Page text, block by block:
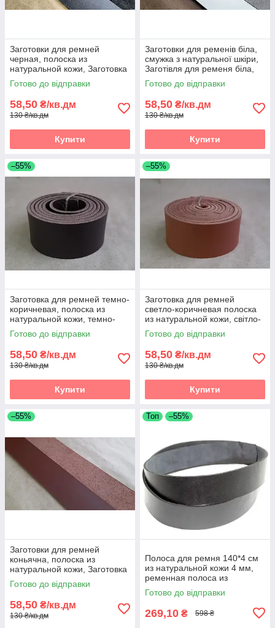
Заготовки для ремней
черная, полоска из
натуральной кожи, Заготовка
для ременя чорна, полоски зі
шкіри
Готово до відправки
58,50 ₴/кв.дм
130 ₴/кв.дм
Купити
Заготовки для ременів біла,
смужка з натуральної шкіри,
Заготівля для ременя біла,
смужки зі шкіри
Готово до відправки
58,50 ₴/кв.дм
130 ₴/кв.дм
Купити
–55%
Заготовка для ремней темно-
коричневая, полоска из
натуральной кожи, темно-
коричнева реміна полоса зі
шкіри
Готово до відправки
58,50 ₴/кв.дм
130 ₴/кв.дм
Купити
–55%
Заготовка для ремней
светло-коричневая полоска
из натуральной кожи, світло-
коричнева реміна полоса зі
шкіри
Готово до відправки
58,50 ₴/кв.дм
130 ₴/кв.дм
Купити
–55%
Заготовки для ремней
коньячна, полоска из
натуральной кожи, Заготовка
для ременя чорна, полоски зі
шкіри
Готово до відправки
58,50 ₴/кв.дм
130 ₴/кв.дм
Топ –55%
Полоса для ремня 140*4 см
из натуральной кожи 4 мм,
ременная полоса из
натуральной кожи 1400*40
мм, черная
Готово до відправки
269,10 ₴ 598 ₴